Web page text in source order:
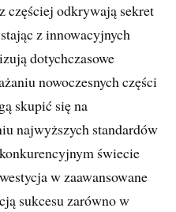
częściej odkrywają sekret
z innowacyjnych
dotychczasowe
nowoczesnych części
skupić się na
najwyższych standardów
świecie
w zaawansowane
sukcesu zarówno w